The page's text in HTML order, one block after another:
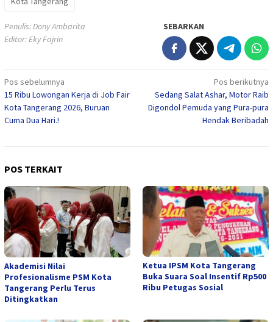
Penulis: Dony Ambarita
Editor: Eky Fajrin
SEBARKAN
Navigasi
pos
Pos sebelumnya
15 Ribu Lowongan Kerja di Job Fair
Kota Tangerang 2026, Buruan
Cuma Dua Hari.!
Pos berikutnya
Sedang Salat Ashar, Motor Raib
Digondol Pemuda yang Pura-pura
Hendak Beribadah
POS TERKAIT
Akademisi Nilai
Profesionalisme PSM Kota
Tangerang Perlu Terus
Ditingkatkan
Ketua IPSM Kota Tangerang
Buka Suara Soal Insentif Rp500
Ribu Petugas Sosial